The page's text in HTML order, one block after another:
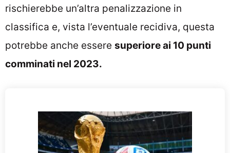
rischierebbe un’altra penalizzazione in
classifica e, vista l’eventuale recidiva, questa
potrebbe anche essere superiore ai 10 punti
comminati nel 2023.